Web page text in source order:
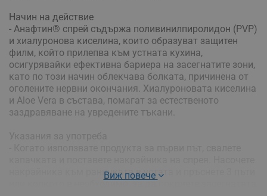
Начин на действие
- Анафтин® спрей съдържа поливинилпиролидон (PVP)
и хиалуронова киселина, които образуват защитен
филм, който прилепва към устната кухина,
осигурявайки ефективна бариера на засегнатите зони,
като по този начин облекчава болката, причинена от
оголените нервни окончания. Хиалуроновата киселина
и Aloe Vera в състава, помагат за естественото
заздравяване на увредените тъкани.
накрайника към раничката в устата и пръснете 3 пъти
или колкото е необходимо, за да покриете засегнатата
Виж повече